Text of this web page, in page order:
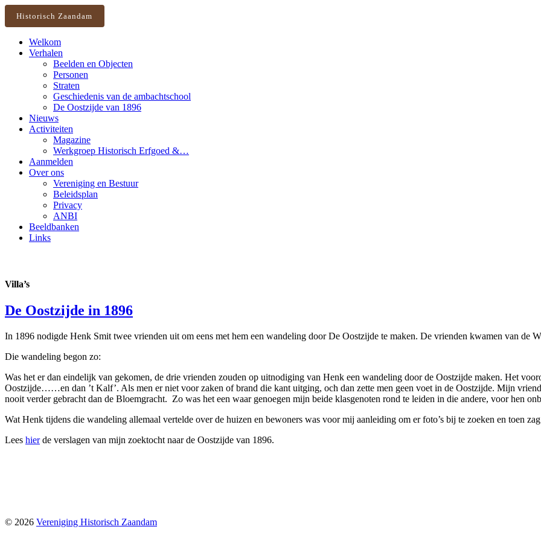
Historisch Zaandam
Welkom
Verhalen
Beelden en Objecten
Personen
Straten
Geschiedenis van de ambachtschool
De Oostzijde van 1896
Nieuws
Activiteiten
Magazine
Werkgroep Historisch Erfgoed &…
Aanmelden
Over ons
Vereniging en Bestuur
Beleidsplan
Privacy
ANBI
Beeldbanken
Links
Villa’s
De Oostzijde in 1896
In 1896 nodigde Henk Smit twee vrienden uit om eens met hem een wandeling door De Oostzijde te maken. De vrienden kwamen van de
Die wandeling begon zo:
Was het er dan eindelijk van gekomen, de drie vrienden zouden op uitnodiging van Henk een wandeling door de Oostzijde maken. Het
Oostzijde……en dan ’t Kalf’. Als men er niet voor zaken of brand die kant uitging, och dan zette men geen voet in de Oostzijde. Mijn
nooit verder gebracht dan de Bloemgracht. Zo was het een waar genoegen mijn beide klasgenoten rond te leiden in die andere, voor hen
Wat Henk tijdens die wandeling allemaal vertelde over de huizen en bewoners was voor mij aanleiding om er foto’s bij te zoeken en toen
Lees hierde verslagen van mijn zoektocht naar de Oostzijde van 1896.
© 2026 Vereniging Historisch Zaandam